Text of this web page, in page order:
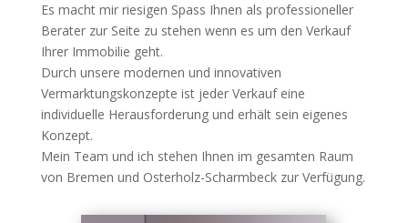
Es macht mir riesigen Spass Ihnen als professioneller
Berater zur Seite zu stehen wenn es um den Verkauf
Ihrer Immobilie geht.
Durch unsere modernen und innovativen
Vermarktungskonzepte ist jeder Verkauf eine
individuelle Herausforderung und erhält sein eigenes
Konzept.
Mein Team und ich stehen Ihnen im gesamten Raum
von Bremen und Osterholz-Scharmbeck zur Verfügung.